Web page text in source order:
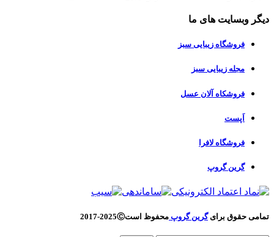
دیگر وبسایت های ما
فروشگاه زیبایی سبز
مجله زیبایی سبز
فروشکاه آلان عسل
اَپست
فروشگاه لافرا
گرین گروپ
تمامی حقوق برایگرین گروپ محفوظ استⒸ
2025-2017